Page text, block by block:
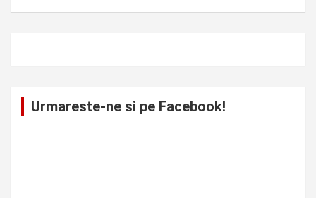
Urmareste-ne si pe Facebook!